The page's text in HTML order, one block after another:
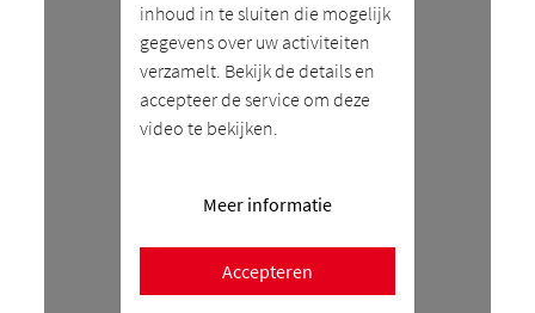
inhoud in te sluiten die mogelijk
gegevens over uw activiteiten
verzamelt. Bekijk de details en
accepteer de service om deze
video te bekijken.
Meer informatie
Accepteren